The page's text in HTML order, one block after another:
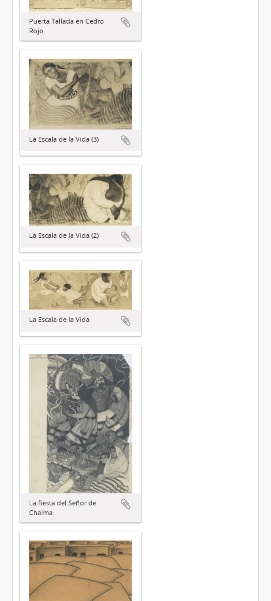
Puerta Tallada en Cedro
Rojo
La Escala de la Vida (3)
La Escala de la Vida (2)
La Escala de la Vida
La fiesta del Señor de
Chalma